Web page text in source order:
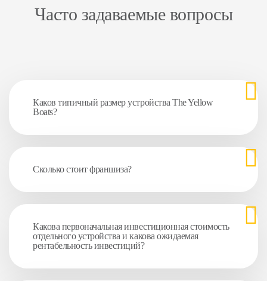
Часто задаваемые вопросы
Каков типичный размер устройства The Yellow
Boats?
Сколько стоит франшиза?
Какова первоначальная инвестиционная стоимость
отдельного устройства и какова ожидаемая
рентабельность инвестиций?